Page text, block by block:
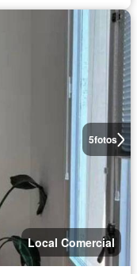
5fotos
Local Comercial